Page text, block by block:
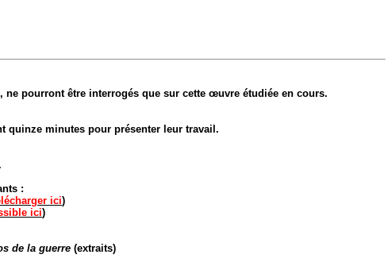
pourront être interrogés que sur cette œuvre étudiée en cours.
quinze minutes pour présenter leur travail.
:
ici)
ici)
de la guerre (extraits)